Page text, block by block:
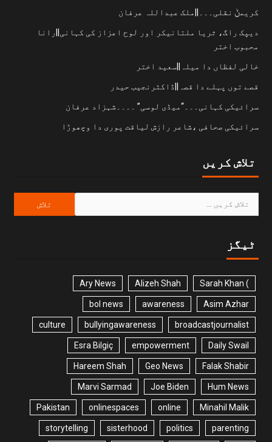
کریمݨ نقلی۔۔۔||ملک عبداللہ عرفان
دیپک راگ، ثریا ملتانیکر اور لوح اعزاز کی کہانی||رانا
محبوب اختر
خالی لفظاں دا میلہ||سعید اختر
قصے توں پہلے دا قصہ||ڈاکٹرنجیب حیدر
سرائیکی کہانی۔۔۔“میڈی لوسی” ۔۔۔۔شہزاد عرفان
سرائیکی صحافی ،شاعر رازش لیاقت پوری دا وچھوڑا
تلاش کریں
ٹیگز
) Sarah Khan
Alizeh Shah
Ary News
Asim Azhar
awareness
bol news
broadcastjournalist
bullyingawareness
culture
Daily Swail
empowerment
Esra Bilgiç
Falak Shabir
Geo News
Hareem Shah
Hum News
Joe Biden
Marvi Sarmad
Minahil Malik
online
onlinespaces
Pakistan
parenting
politics
sisterhood
storytelling